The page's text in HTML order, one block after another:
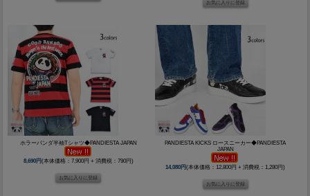
ホラーパンダ半袖Tシャツ◆PANDIESTA JAPAN
8,690円(本体価格：7,900円 + 消費税：790円)
PANDIESTA KICKS ロースニーカー◆PANDIESTA
JAPAN
14,080円(本体価格：12,800円 + 消費税：1,280円)